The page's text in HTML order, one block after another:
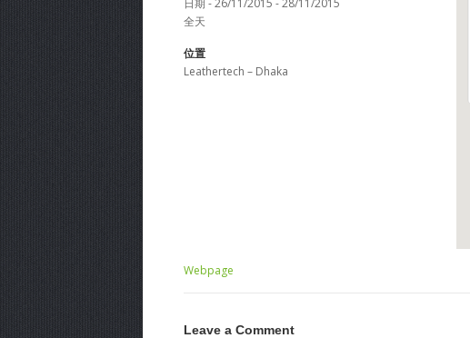
日期 - 26/11/2015 - 28/11/2015
全天
位置
Leathertech – Dhaka
Webpage
Leave a Comment